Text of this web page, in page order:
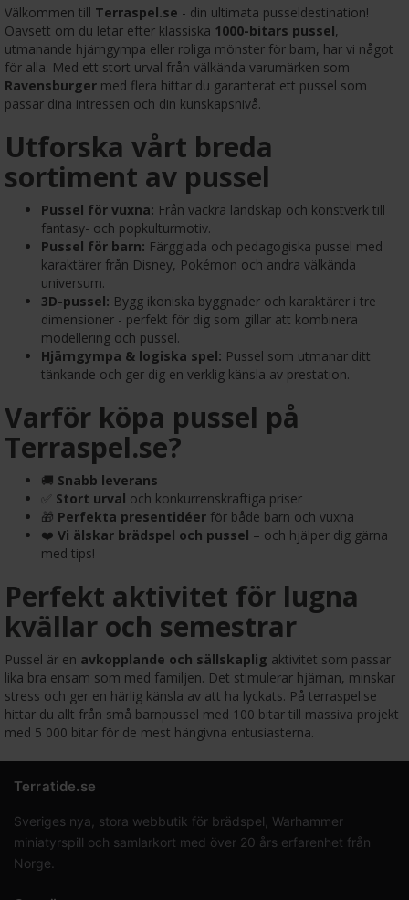
Välkommen till Terraspel.se - din ultimata pusseldestination!
Oavsett om du letar efter klassiska 1000-bitars pussel,
utmanande hjärngympa eller roliga mönster för barn, har vi något
för alla. Med ett stort urval från välkända varumärken som
Ravensburger med flera hittar du garanterat ett pussel som
passar dina intressen och din kunskapsnivå.
Utforska vårt breda
sortiment av pussel
Pussel för vuxna: Från vackra landskap och konstverk till
fantasy- och popkulturmotiv.
Pussel för barn: Färgglada och pedagogiska pussel med
karaktärer från Disney, Pokémon och andra välkända
universum.
3D-pussel: Bygg ikoniska byggnader och karaktärer i tre
dimensioner - perfekt för dig som gillar att kombinera
modellering och pussel.
Hjärngympa & logiska spel: Pussel som utmanar ditt
tänkande och ger dig en verklig känsla av prestation.
Varför köpa pussel på
Terraspel.se?
🚚 Snabb leverans
Stort urval och konkurrenskraftiga priser
🎁 Perfekta presentidéer för både barn och vuxna
❤️ Vi älskar brädspel och pussel – och hjälper dig gärna
med tips!
Perfekt aktivitet för lugna
kvällar och semestrar
Pussel är en avkopplande och sällskaplig aktivitet som passar
lika bra ensam som med familjen. Det stimulerar hjärnan, minskar
stress och ger en härlig känsla av att ha lyckats. På terraspel.se
hittar du allt från små barnpussel med 100 bitar till massiva projekt
med 5 000 bitar för de mest hängivna entusiasterna.
Terratide.se
Sveriges nya, stora webbutik för brädspel, Warhammer
miniatyrspill och samlarkort med över 20 års erfarenhet från
Norge.